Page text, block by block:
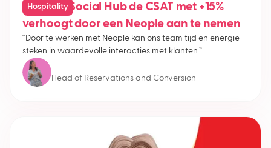
Hospitality
Hoe The Social Hub de CSAT met +15%
verhoogt door een Neople aan te nemen
“Door te werken met Neople kan ons team tijd en energie
steken in waardevolle interacties met klanten.”
Head of Reservations and Conversion